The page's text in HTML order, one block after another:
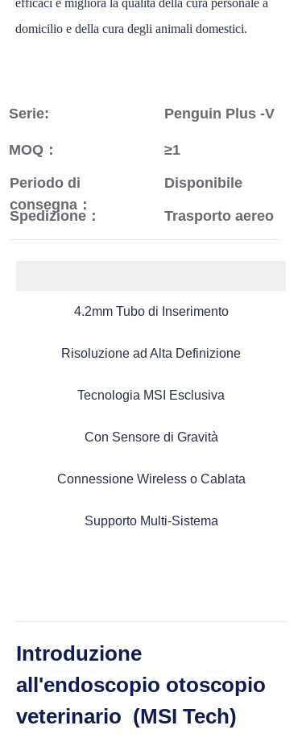
domicilio e della cura degli animali domestici.
Serie: Penguin Plus -V
MOQ： ≥1
Periodo di
consegna：
Spedizione：
Disponibile
Trasporto aereo
Categorie
> Endoscopio Veterinario Portatile
> Otoscopio ORL (Canale Operativo)
> Otoscopio ORL (Semi-Flessibile)
4.2mm Tubo di Inserimento
Tecnologia MSI Esclusiva
Connessione Wireless o Cablata
Risoluzione ad Alta Definizione
Con Sensore di Gravità
Supporto Multi-Sistema
Introduzione
all'endoscopio otoscopio
veterinario (MSI Tech)